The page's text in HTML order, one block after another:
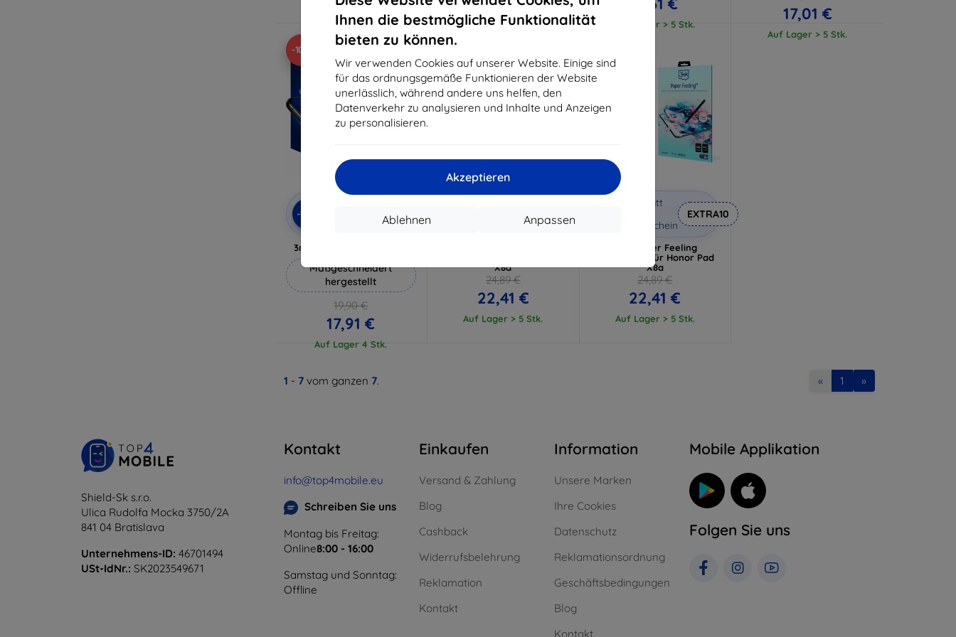
Ihnen die bestmögliche Funktionalität
bieten zu können.
Wir verwenden Cookies auf unserer Website. Einige sind
für das ordnungsgemäße Funktionieren der Website
unerlässlich, während andere uns helfen, den
Datenverkehr zu analysieren und Inhalte und Anzeigen
zu personalisieren.
Akzeptieren
Anpassen
Ablehnen
Auf Lager 3 Stk. Auf Lager > 5 Stk. Auf Lager > 5 Stk.
17,01 €
Auf Lager > 5 Stk.
-10%
-10% EXTRA10
3mk Hammer Schutzfolie
Maßgeschneidert
hergestellt
19,90 €
17,91 €
Auf Lager 4 Stk.
Gutschein
X8a
24,89 €
22,41 €
Auf Lager > 5 Stk.
Rabatt
Gutschein
EXTRA10
3mk Paper Feeling
Schutzfolie für Honor Pad
X8a
24,89 €
22,41 €
Auf Lager > 5 Stk.
1 - 7 vom ganzen 7. « 1 »
Shield-Sk s.r.o.
Ulica Rudolfa Mocka 3750/2A
841 04 Bratislava
Unternehmens-ID: 46701494
USt-IdNr.: SK2023549671
Kontakt
info@top4mobile.eu
Schreiben Sie uns
Montag bis Freitag:
Online8:00 - 16:00
Samstag und Sonntag:
Offline
Einkaufen
Versand & Zahlung
Blog
Cashback
Widerrufsbelehrung
Reklamation
Kontakt
Information
Unsere Marken
Ihre Cookies
Datenschutz
Reklamationsordnung
Geschäftsbedingungen
Blog
Kontakt
Mobile Applikation
Folgen Sie uns